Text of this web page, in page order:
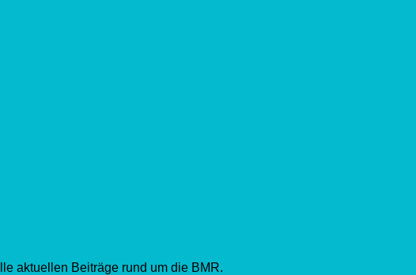
aktuellen Beiträge rund um die BMR.